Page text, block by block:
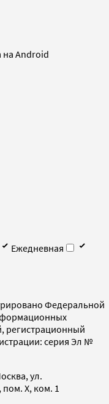
Android
Ежедневная
Федеральной
регистрационный
серия Эл №
ул.
пом. X, ком. 1